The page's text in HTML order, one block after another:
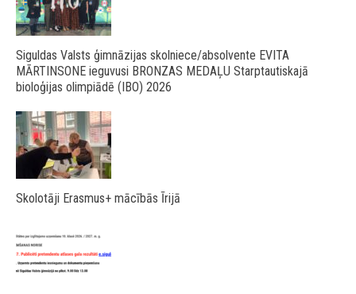
Siguldas Valsts ģimnāzijas skolniece/absolvente EVITA
MĀRTINSONE ieguvusi BRONZAS MEDAĻU Starptautiskajā
bioloģijas olimpiādē (IBO) 2026
Skolotāji Erasmus+ mācībās Īrijā